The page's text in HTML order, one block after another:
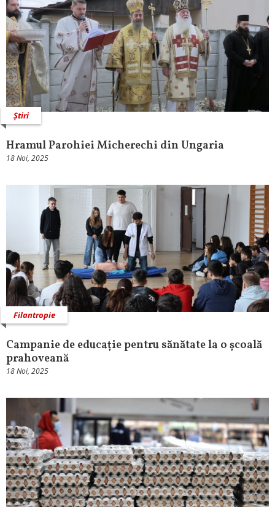
Știri
Hramul Parohiei Micherechi din Ungaria
18 Noi, 2025
Filantropie
Campanie de educație pentru sănătate la o școală
prahoveană
18 Noi, 2025